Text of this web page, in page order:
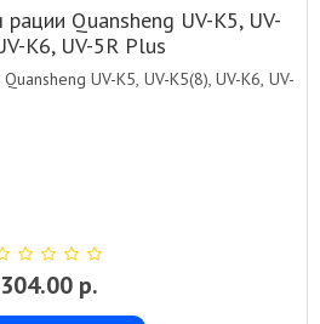
Quansheng UV-K5, UV-
K6, UV-5R Plus
UV-K5, UV-K5(8), UV-K6, UV-
304.00 р.